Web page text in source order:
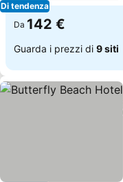
Di tendenza
Da 142 €
Guarda i prezzi di 9 siti